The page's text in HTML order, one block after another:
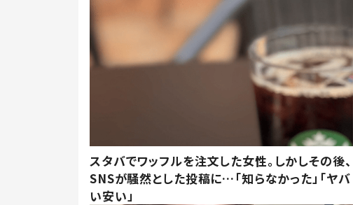
スタバでワッフルを注文した女性。しかしその後、
SNSが騒然とした投稿に…「知らなかった」「ヤバ
い安い」